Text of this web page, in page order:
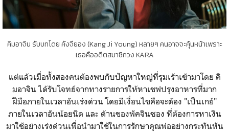
คิมอาจิน รับบทโดย คังจียอง (Kang Ji Young) หลายๆ คนอาจจะคุ้นหน้าเพราะ
เธอคืออดีตสมาชิกวง KARA
แต่แล้วเมื่อทั้งสองคนต้องพบกับปัญหาใหญ่ที่รุมเร้าเข้ามาโดย คิ
มอาจิน ได้รับโจทย์จากทางรายการให้หาเชฟปรุงอาหารที่มาก
ฝีมือภายในเวลาอันเร่งด่วน โดยมีเงื่อนไขคือจะต้อง "เป็นเกย์"
ภายในเวลาอันน้อยนิด และ ด้านของพัคจินซอง ที่ต้องการหาเงิน
มาใช้อย่างเร่งด่วนเพื่อนำมาใช้ในการรักษาคุณพ่ออย่างกระทันหัน